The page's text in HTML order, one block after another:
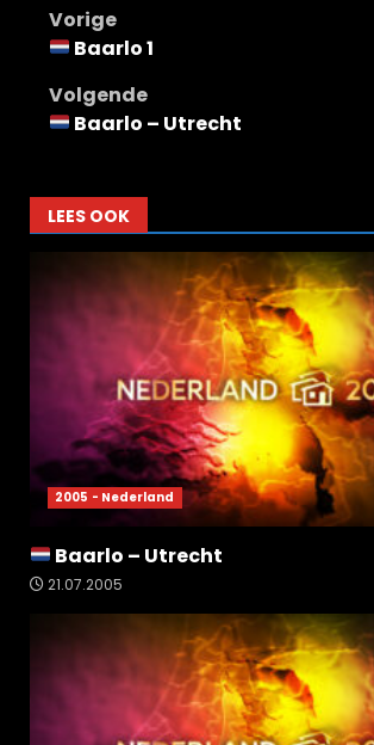
Bericht
navigatie
Vorige
Baarlo 1
Volgende
Baarlo – Utrecht
LEES OOK
2005 - Nederland
Baarlo – Utrecht
21.07.2005